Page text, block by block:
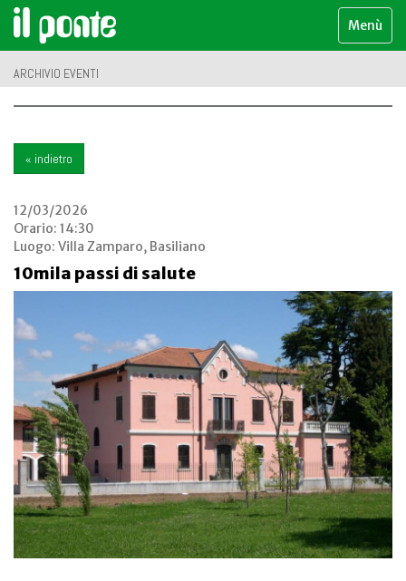
Menù
ARCHIVIO EVENTI
« indietro
12/03/2026
Orario: 14:30
Luogo: Villa Zamparo, Basiliano
10mila passi di salute